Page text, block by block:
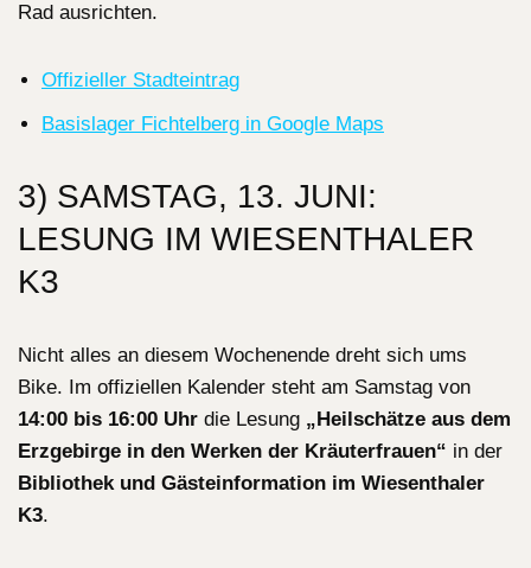
Rad ausrichten.
Offizieller Stadteintrag
Basislager Fichtelberg in Google Maps
3) SAMSTAG, 13. JUNI:
LESUNG IM WIESENTHALER
K3
Nicht alles an diesem Wochenende dreht sich ums
Bike. Im offiziellen Kalender steht am Samstag von
14:00 bis 16:00 Uhr die Lesung „Heilschätze aus dem
Erzgebirge in den Werken der Kräuterfrauen“ in der
Bibliothek und Gästeinformation im Wiesenthaler
K3.